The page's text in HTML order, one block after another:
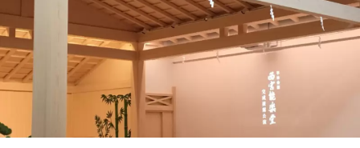
โนซากิออนเซ็นก็ปรากฏอยู่ในวรรณกรรม
มากมาย โอบล้อมด้วยธรรมชาติ ให้คุณได้ผ่อน
คลายร่างกายและจิตใจ คุณสามารถพบกับเสียง
ที่น่าจดจำ เช่น เสียงฟ้าร้องของน้ำวนนารูโตะบน
เกาะอาวาจิ และเสียงแบบไดนามิกของเทศกาล
ดอกไม้ไฟที่จัดขึ้นในสถานที่ต่างๆ ในฤดูร้อน ใน
สวนสมุนไพรและสวนพฤกษศาสตร์ในจังหวัด
คุณจะได้รับการเยียวยาด้วยกลิ่นสมุนไพรและ